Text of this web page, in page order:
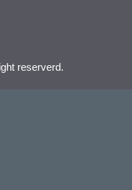
reserverd.